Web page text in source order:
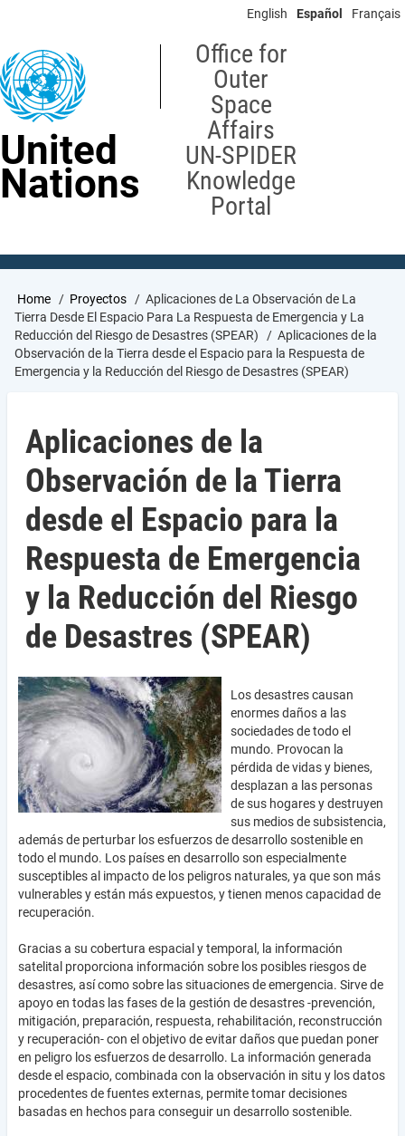
content
English Español Français
United
Nations
Office for
Outer
Space
Affairs
UN-SPIDER
Knowledge
Portal
Breadcrumb
Home Proyectos
Aplicaciones de La Observación de La
Tierra Desde El Espacio Para La Respuesta de Emergencia y La
Reducción del Riesgo de Desastres (SPEAR)
Aplicaciones de la
Observación de la Tierra desde el Espacio para la Respuesta de
Emergencia y la Reducción del Riesgo de Desastres (SPEAR)
Aplicaciones de la
Observación de la Tierra
desde el Espacio para la
Respuesta de Emergencia
y la Reducción del Riesgo
de Desastres (SPEAR)
Los desastres causan
enormes daños a las
sociedades de todo el
mundo. Provocan la
pérdida de vidas y bienes,
desplazan a las personas
de sus hogares y destruyen
sus medios de subsistencia,
además de perturbar los esfuerzos de desarrollo sostenible en
todo el mundo. Los países en desarrollo son especialmente
susceptibles al impacto de los peligros naturales, ya que son más
vulnerables y están más expuestos, y tienen menos capacidad de
recuperación.
Gracias a su cobertura espacial y temporal, la información
satelital proporciona información sobre los posibles riesgos de
desastres, así como sobre las situaciones de emergencia. Sirve de
apoyo en todas las fases de la gestión de desastres -prevención,
mitigación, preparación, respuesta, rehabilitación, reconstrucción
y recuperación- con el objetivo de evitar daños que puedan poner
en peligro los esfuerzos de desarrollo. La información generada
desde el espacio, combinada con la observación in situ y los datos
procedentes de fuentes externas, permite tomar decisiones
basadas en hechos para conseguir un desarrollo sostenible.